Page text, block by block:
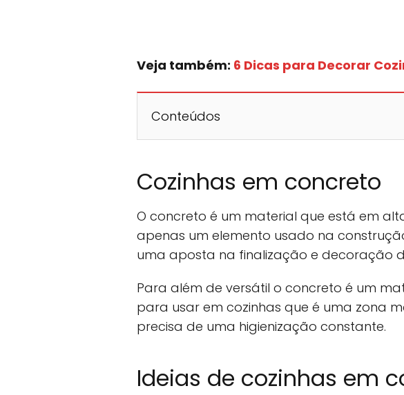
Veja também: 6 Dicas para Decorar
Conteúdos
Cozinhas em concreto
O concreto é um material que está em
apenas um elemento usado na
uma aposta na finalização e decoração
Para além de versátil o concreto é um
para usar em cozinhas que é uma zona
precisa de uma higienização constante.
Ideias de cozinhas em